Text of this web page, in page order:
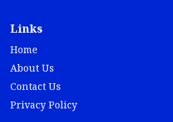
Links
Home
About Us
Contact Us
Privacy Policy